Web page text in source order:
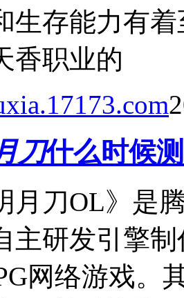
生存能力有
香职业的
刀什么时候
月刀OL》是
主研发引擎
网络游戏。